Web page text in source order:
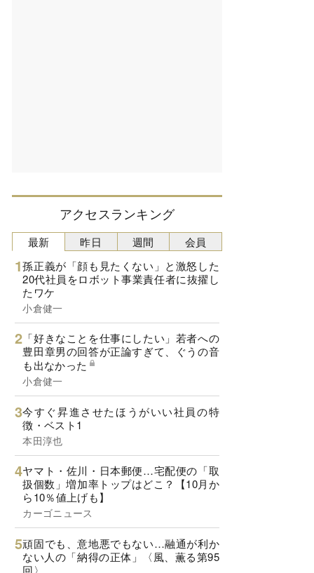
アクセスランキング
最新
孫正義が「顔も見たくない」と激怒した
20代社員をロボット事業責任者に抜擢し
たワケ
小倉健一
「好きなことを仕事にしたい」若者への
豊田章男の回答が正論すぎて、ぐうの音
も出なかった
小倉健一
今すぐ昇進させたほうがいい社員の特
徴・ベスト1
本田淳也
ヤマト・佐川・日本郵便…宅配便の「取
扱個数」増加率トップはどこ？【10月か
ら10％値上げも】
カーゴニュース
頑固でも、意地悪でもない…融通が利か
ない人の「納得の正体」〈風、薫る第95
回〉
昨日 週間 会員